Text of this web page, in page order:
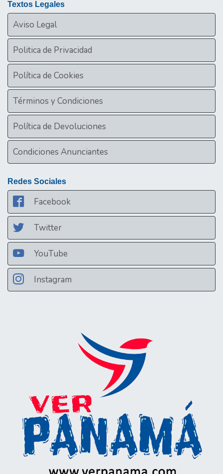
Textos Legales
Aviso Legal
Politica de Privacidad
Política de Cookies
Términos y Condiciones
Política de Devoluciones
Condiciones Anunciantes
Redes Sociales
Facebook
Twitter
YouTube
Instagram